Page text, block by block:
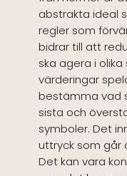
abstrakta ideal
regler som
bidrar till att
ska agera i
värderingar
bestämma vad
sista och
symboler. Det
uttryck som går
Det kan vara